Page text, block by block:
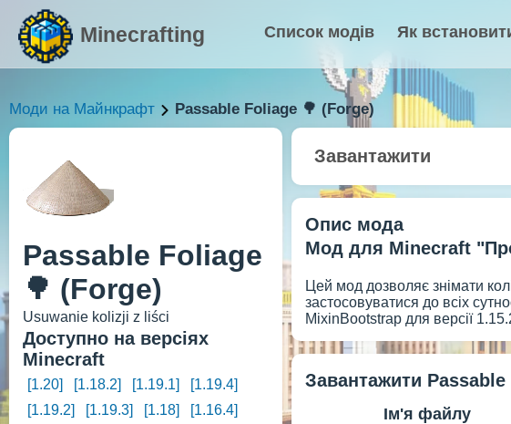
Minecrafting Список модів Як
Моди на Майнкрафт Passable Foliage 🌳 (Forge)
Passable Foliage
🌳 (Forge)
Usuwanie kolizji z liści
Доступно на версіях
Minecraft
[1.20] [1.18.2] [1.19.1]
[1.19.4]
[1.19.2]
[1.19.3] [1.18]
[1.16.4]
Завантажити
Опис мода
Мод для Minecraft
Цей мод дозволяє знімати
застосовуватися до всіх
MixinBootstrap для версії
Завантажити
Ім'я файлу